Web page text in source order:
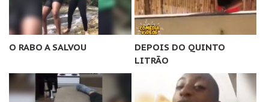
O RABO A SALVOU
DEPOIS DO QUINTO
LITRÃO